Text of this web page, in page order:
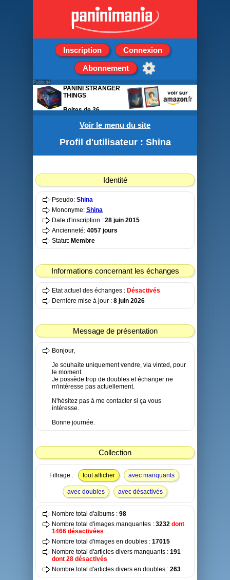
Inscription Connexion
Abonnement
Voir le menu du site
Profil d'utilisateur : Shina
Identité
Pseudo: Shina
Mononyme: Shina
Date d'inscription : 28 juin 2015
Ancienneté: 4057 jours
Statut: Membre
Informations concernant les échanges
Etat actuel des échanges : Désactivés
Dernière mise à jour : 8 juin 2026
Message de présentation
Bonjour,
Je souhaite uniquement vendre, via vinted, pour
le moment.
Je possède trop de doubles et échanger ne
m'intéresse pas actuellement.
N'hésitez pas à me contacter si ça vous
intéresse.
Bonne journée.
Collection
Filtrage : tout afficher avec manquants
avec doubles avec désactivés
Nombre total d'albums : 98
Nombre total d'images manquantes : 3232 dont
1466 désactivées
Nombre total d'images en doubles : 17015
Nombre total d'articles divers manquants : 191
dont 28 désactivés
Nombre total d'articles divers en doubles : 263
Publicité
PANINI STRANGER
THINGS
Boites de 36
pochettes de 5
stickers